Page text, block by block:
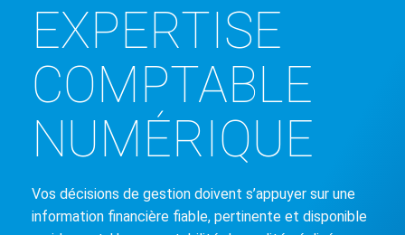
EXPERTISE
COMPTABLE
NUMÉRIQUE
Vos décisions de gestion doivent s’appuyer sur une
information financière fiable, pertinente et disponible